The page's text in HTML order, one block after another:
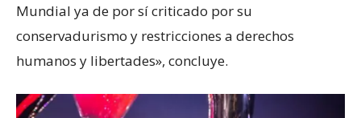
Mundial ya de por sí criticado por su
conservadurismo y restricciones a derechos
humanos y libertades», concluye.